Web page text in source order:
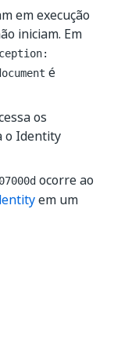
em execução
iniciam. Em
é
os
o Identity
ocorre ao
em um